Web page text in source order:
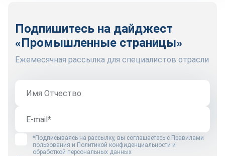
Подпишитесь на дайджест
«Промышленные страницы»
Ежемесячная рассылка для специалистов отрасли
*Подписываясь на рассылку, вы соглашаетесь с Правилами
пользования и Политикой конфиденциальности и
обработкой персональных данных